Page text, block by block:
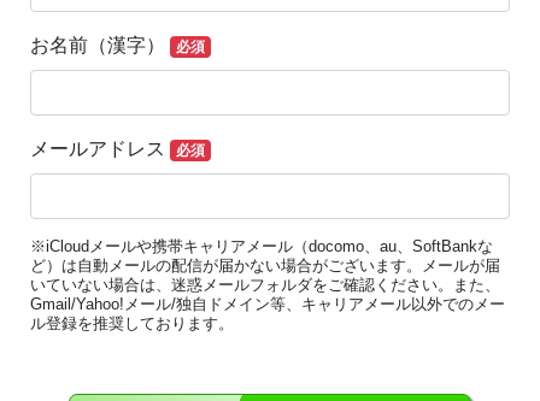
お名前（漢字） 必須
メールアドレス 必須
※iCloudメールや携帯キャリアメール（docomo、au、SoftBankな
ど）は自動メールの配信が届かない場合がございます。メールが届
いていない場合は、迷惑メールフォルダをご確認ください。また、
Gmail/Yahoo!メール/独自ドメイン等、キャリアメール以外でのメー
ル登録を推奨しております。